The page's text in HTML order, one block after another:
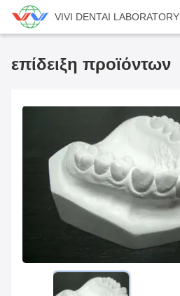
VIVI DENTAI LABORATORY
επίδειξη προϊόντων